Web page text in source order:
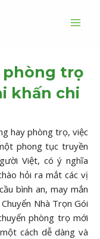
phòng trọ
khấn chi
hay phòng trọ, việc
phong tục truyền
Việt, có ý nghĩa
hỏi ra mắt các vị
bình an, may mắn
Nhà Trọn Gói
phòng trọ mới
cách dễ dàng và